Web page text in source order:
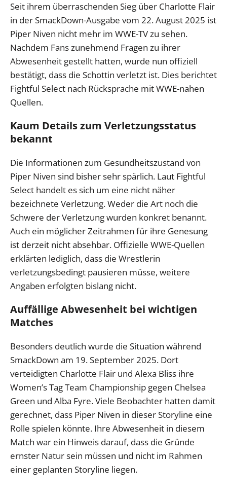
Seit ihrem überraschenden Sieg über Charlotte Flair
in der SmackDown-Ausgabe vom 22. August 2025 ist
Piper Niven nicht mehr im WWE-TV zu sehen.
Nachdem Fans zunehmend Fragen zu ihrer
Abwesenheit gestellt hatten, wurde nun offiziell
bestätigt, dass die Schottin verletzt ist. Dies berichtet
Fightful Select nach Rücksprache mit WWE-nahen
Quellen.
Kaum Details zum Verletzungsstatus
bekannt
Die Informationen zum Gesundheitszustand von
Piper Niven sind bisher sehr spärlich. Laut Fightful
Select handelt es sich um eine nicht näher
bezeichnete Verletzung. Weder die Art noch die
Schwere der Verletzung wurden konkret benannt.
Auch ein möglicher Zeitrahmen für ihre Genesung
ist derzeit nicht absehbar. Offizielle WWE-Quellen
erklärten lediglich, dass die Wrestlerin
verletzungsbedingt pausieren müsse, weitere
Angaben erfolgten bislang nicht.
Auffällige Abwesenheit bei wichtigen
Matches
Besonders deutlich wurde die Situation während
SmackDown am 19. September 2025. Dort
verteidigten Charlotte Flair und Alexa Bliss ihre
Women’s Tag Team Championship gegen Chelsea
Green und Alba Fyre. Viele Beobachter hatten damit
gerechnet, dass Piper Niven in dieser Storyline eine
Rolle spielen könnte. Ihre Abwesenheit in diesem
Match war ein Hinweis darauf, dass die Gründe
ernster Natur sein müssen und nicht im Rahmen
einer geplanten Storyline liegen.